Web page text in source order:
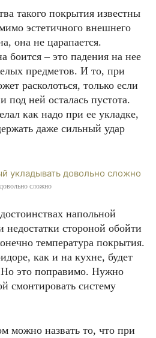
такого покрытия известны
эстетичного внешнего
она не царапается.
боится – это падения на нее
предметов. И то, при
расколоться, только если
под ней осталась пустота.
как надо при ее укладке,
даже сильный удар
сложно
напольной
недостатки стороной обойти
температура покрытия.
как и на кухне, будет
Но это поправимо. Нужно
смонтировать систему
можно назвать то, что при